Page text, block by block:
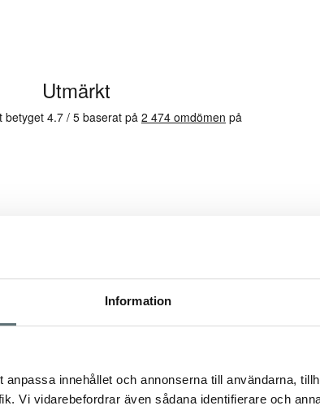
Information
innehållet och annonserna till användarna,
Vi vidarebefordrar även sådana identifierare och